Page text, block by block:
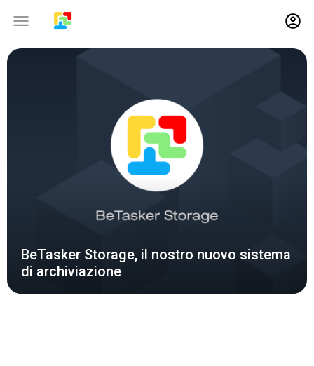
BeTasker Storage, il nostro nuovo sistema
di archiviazione